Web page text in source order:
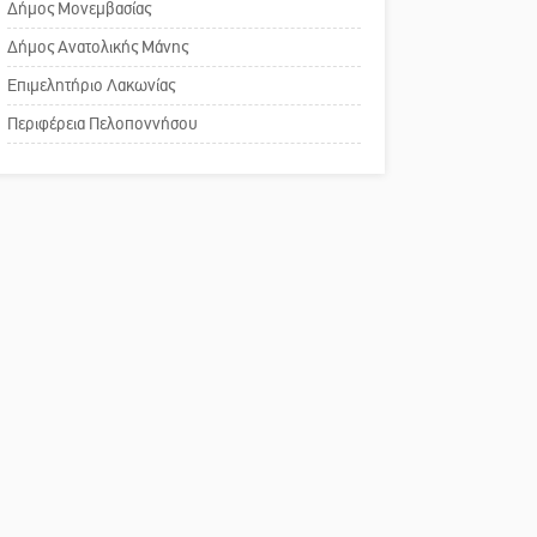
Σπάρτης για τη λειτουργία
του ΚΑΠΗ
Το δικό σας σχόλιο:
Παράδειγμα κοινωνικής
Δήμος Μονεμβασίας
Δήμος Ανατολικής Μάνης
Επιμελητήριο Λακωνίας
Περιφέρεια Πελοποννήσου